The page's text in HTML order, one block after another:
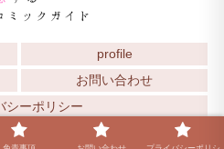
profile
お問い合わせ
シーポリシー
コミックガイド.